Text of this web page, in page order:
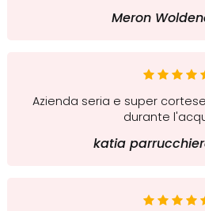
Meron
Azienda seria e super
durante
katia